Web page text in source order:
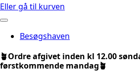
Eller gå til kurven
Besøgshaven
🪴Ordre afgivet inden kl 12.00
førstkommende mandag🪴